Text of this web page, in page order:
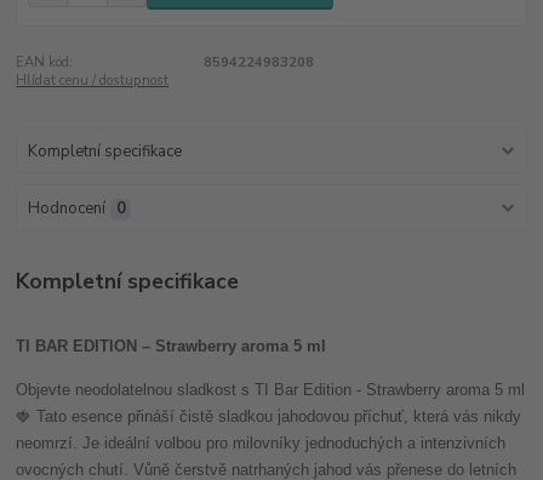
EAN kód:
8594224983208
Hlídat cenu / dostupnost
Kompletní specifikace
Hodnocení 0
Kompletní specifikace
TI BAR EDITION – Strawberry aroma 5 ml
Objevte neodolatelnou sladkost s TI Bar Edition - Strawberry aroma 5 ml
🍓 Tato esence přináší čistě sladkou jahodovou příchuť, která vás nikdy
neomrzí. Je ideální volbou pro milovníky jednoduchých a intenzivních
ovocných chutí. Vůně čerstvě natrhaných jahod vás přenese do letních